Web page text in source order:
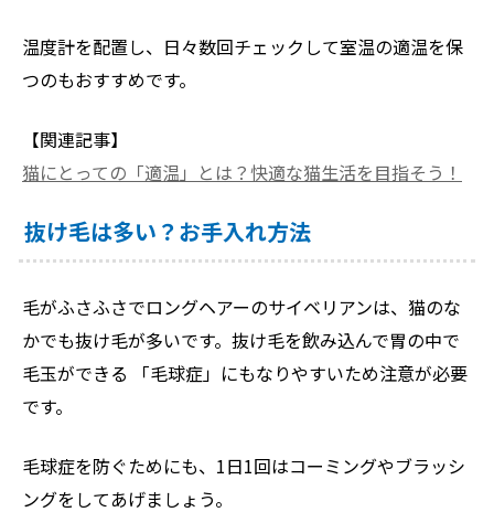
温度計を配置し、日々数回チェックして室温の適温を保
つのもおすすめです。
【関連記事】
猫にとっての「適温」とは？快適な猫生活を目指そう！
抜け毛は多い？お手入れ方法
毛がふさふさでロングヘアーのサイベリアンは、猫のな
かでも抜け毛が多いです。抜け毛を飲み込んで胃の中で
毛玉ができる 「毛球症」にもなりやすいため注意が必要
です。
毛球症を防ぐためにも、1日1回はコーミングやブラッシ
ングをしてあげましょう。